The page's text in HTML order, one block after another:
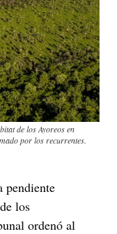
de los Ayoreos en
por los recurrentes.
pendiente
los
ordenó al